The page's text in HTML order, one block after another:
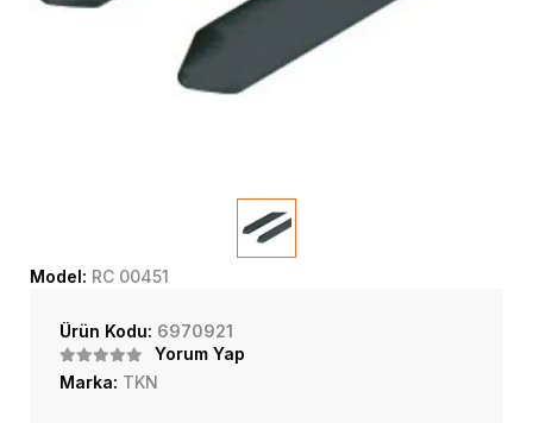
Model: RC 00451
Ürün Kodu: 6970921
Yorum Yap
Marka: TKN